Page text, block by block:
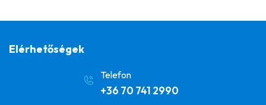
Elérhetőségek
Telefon
+36 70 741 2990